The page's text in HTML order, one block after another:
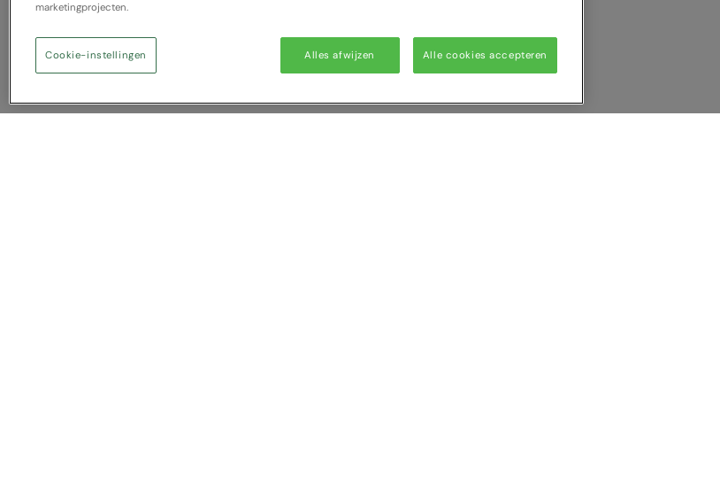
marketingprojecten.
Alles afwijzen Alle cookies accepteren
Cookie-instellingen